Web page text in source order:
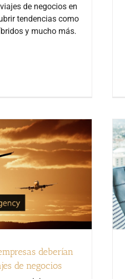
de negocios en
tendencias como
y mucho más.
deberían
de negocios